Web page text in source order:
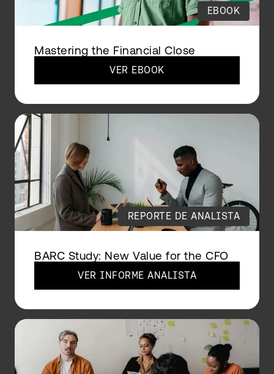
EBOOK
Mastering the Financial Close
VER EBOOK
REPORTE DE ANALISTA
BARC Study: New Value for the CFO
VER INFORME ANALISTA